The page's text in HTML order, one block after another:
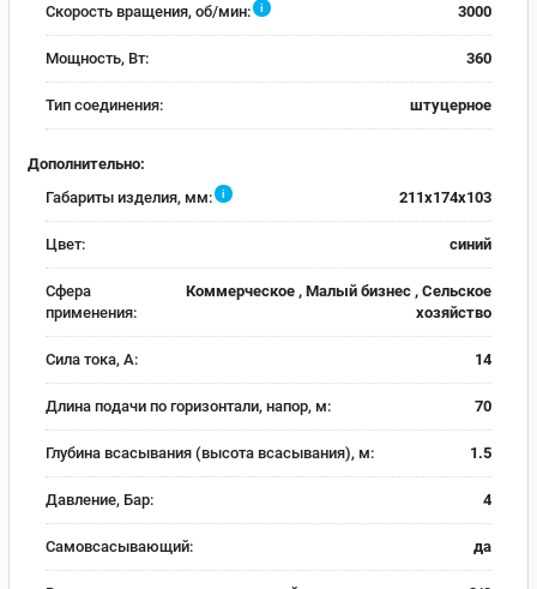
Скорость вращения, об/мин: i 3000
Мощность, Вт: 360
Тип соединения: штуцерное
Дополнительно:
Габариты изделия, мм:
i 211x174x103
Цвет: синий
Сфера
применения:
Коммерческое , Малый бизнес , Сельское
хозяйство
Сила тока, А: 14
Длина подачи по горизонтали, напор, м: 70
Глубина всасывания (высота всасывания), м: 1.5
Давление, Бар: 4
Самовсасывающий: да